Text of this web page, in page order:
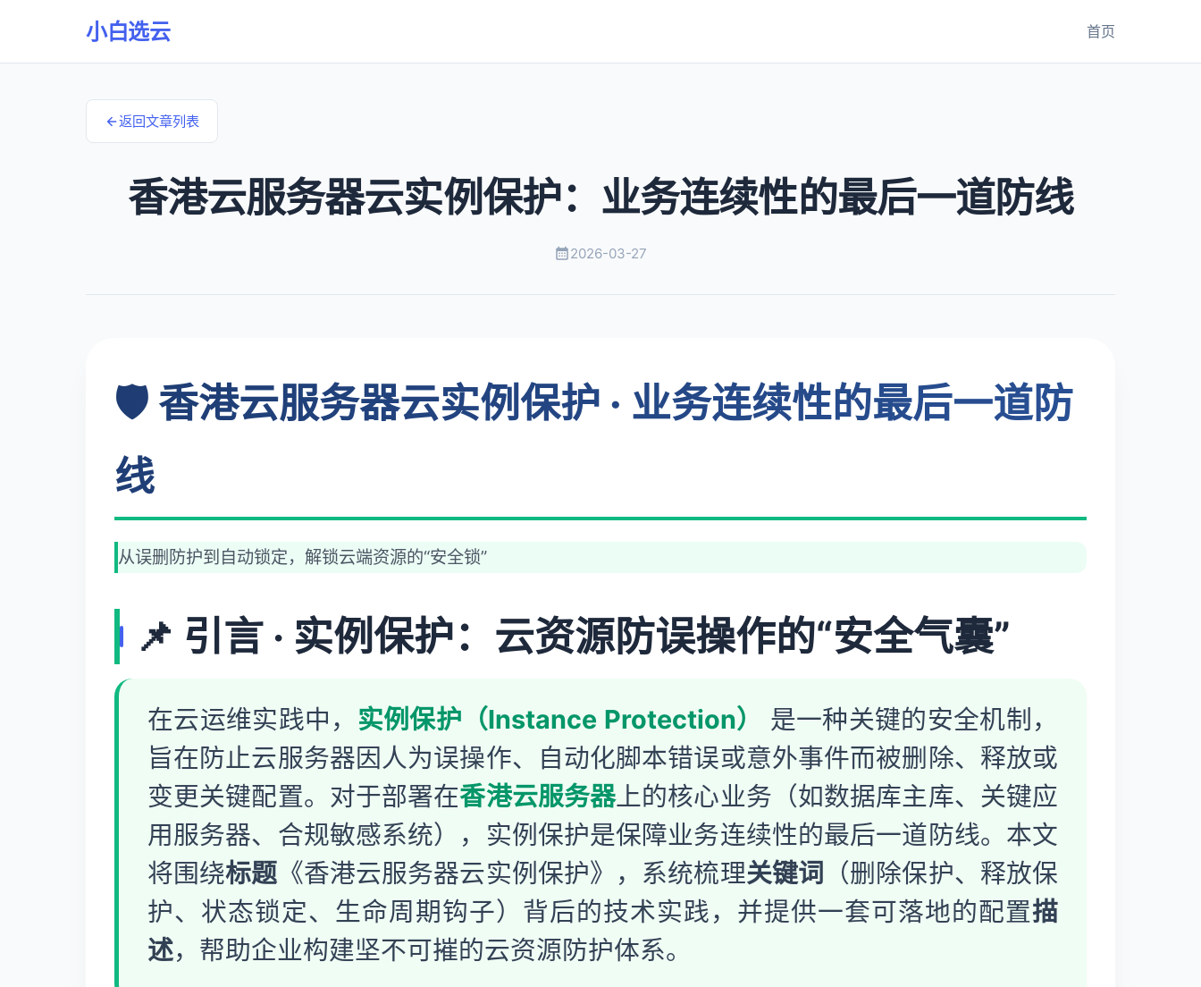
小白选云 首页
返回文章列表
香港云服务器云实例保护：业务连续性的最后一道防线
2026-03-27
🛡️ 香港云服务器云实例保护 · 业务连续性的最后一道防
线
从误删防护到自动锁定，解锁云端资源的“安全锁”
📌 引言 · 实例保护：云资源防误操作的“安全气囊”
在云运维实践中， 实例保护（Instance Protection）
是一种关键的安全机制，
旨在防止云服务器因人为误操作、自动化脚本错误或意外事件而被删除、释放或
变更关键配置。对于部署在香港云服务器上的核心业务（如数据库主库、关键应
用服务器、合规敏感系统），实例保护是保障业务连续性的最后一道防线。本文
将围绕标题 《香港云服务器云实例保护》，系统梳理关键词 （删除保护、释放保
护、状态锁定、生命周期钩子）背后的技术实践，并提供一套可落地的配置描
述，帮助企业构建坚不可摧的云资源防护体系。